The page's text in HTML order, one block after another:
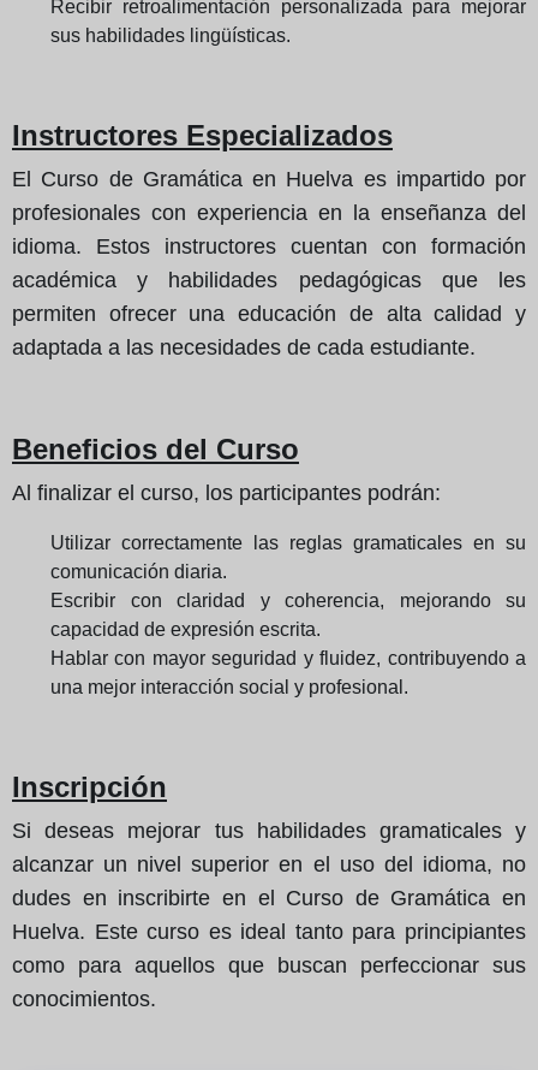
Recibir retroalimentación personalizada para mejorar
sus habilidades lingüísticas.
Instructores Especializados
El Curso de Gramática en Huelva es impartido por
profesionales con experiencia en la enseñanza del
idioma. Estos instructores cuentan con formación
académica y habilidades pedagógicas que les
permiten ofrecer una educación de alta calidad y
adaptada a las necesidades de cada estudiante.
Beneficios del Curso
Al finalizar el curso, los participantes podrán:
Utilizar correctamente las reglas gramaticales en su
comunicación diaria.
Escribir con claridad y coherencia, mejorando su
capacidad de expresión escrita.
Hablar con mayor seguridad y fluidez, contribuyendo a
una mejor interacción social y profesional.
Inscripción
Si deseas mejorar tus habilidades gramaticales y
alcanzar un nivel superior en el uso del idioma, no
dudes en inscribirte en el Curso de Gramática en
Huelva. Este curso es ideal tanto para principiantes
como para aquellos que buscan perfeccionar sus
conocimientos.